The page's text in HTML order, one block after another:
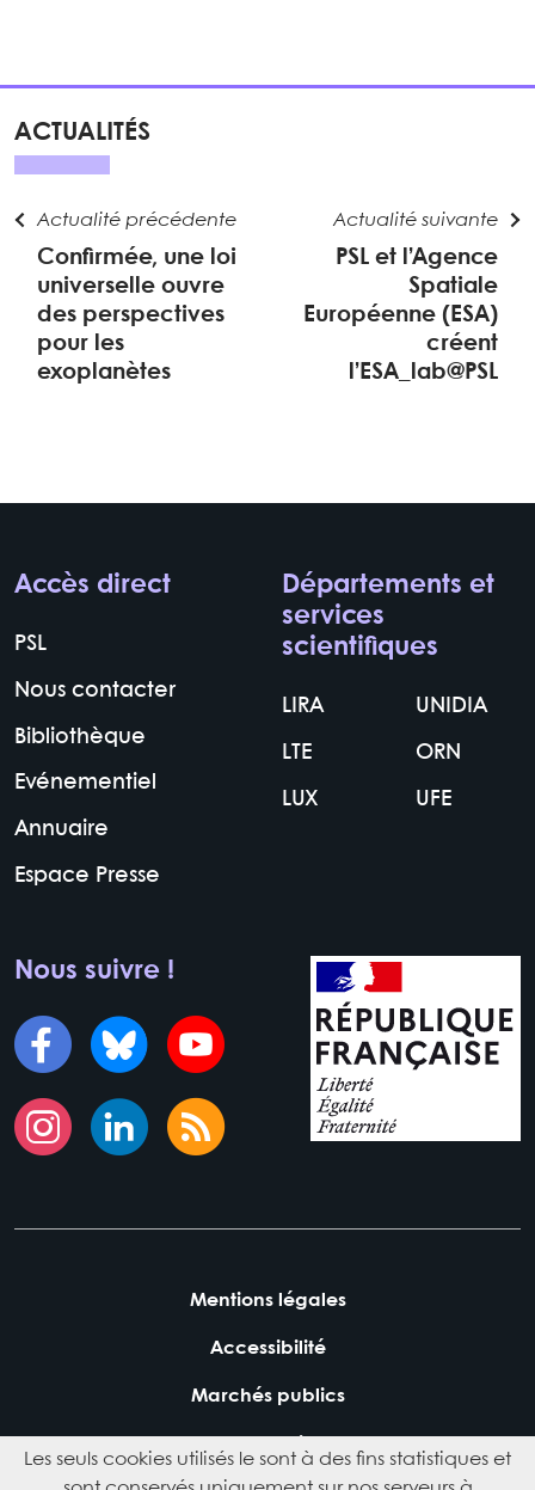
Les seuls cookies utilisés le sont à des fins statistiques et
ACTUALITÉS
Actualité précédente
Confirmée, une loi
universelle ouvre
des perspectives
pour les
exoplanètes
Actualité suivante
PSL et l’Agence
Spatiale
Européenne (ESA)
créent
l’ESA_lab@PSL
Accès direct
PSL
Nous contacter
Bibliothèque
Evénementiel
Annuaire
Espace Presse
Départements et
services
scientifiques
LIRA
LTE
LUX
UNIDIA
ORN
UFE
Nous suivre !
Mentions légales
Accessibilité
Marchés publics